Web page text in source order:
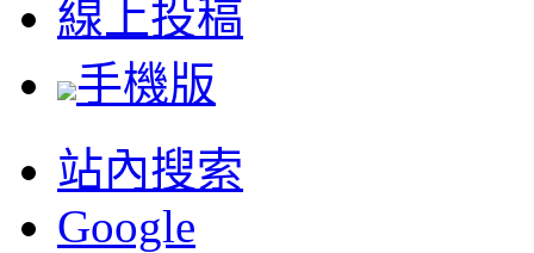
線上投稿
手機版
站內搜索
Google